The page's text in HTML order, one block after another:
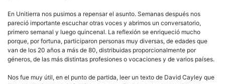
En Unitierra nos pusimos a repensar el asunto. Semanas después nos
pareció importante escuchar otras voces y abrimos un conversatorio,
primero semanal y luego quincenal. La reflexión se enriqueció mucho
porque, por fortuna, participaron personas muy diversas, de edades que
van de los 20 años a más de 80, distribuidas proporcionalmente por
géneros, de las más distintas profesiones o vocaciones y de varios países.
Nos fue muy útil, en el punto de partida, leer un texto de David Cayley que